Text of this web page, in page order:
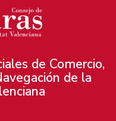
de Comercio,
de la